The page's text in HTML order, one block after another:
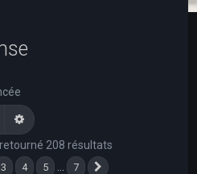
RechercherRecherche avancée
208 résultats
3 4 5 7